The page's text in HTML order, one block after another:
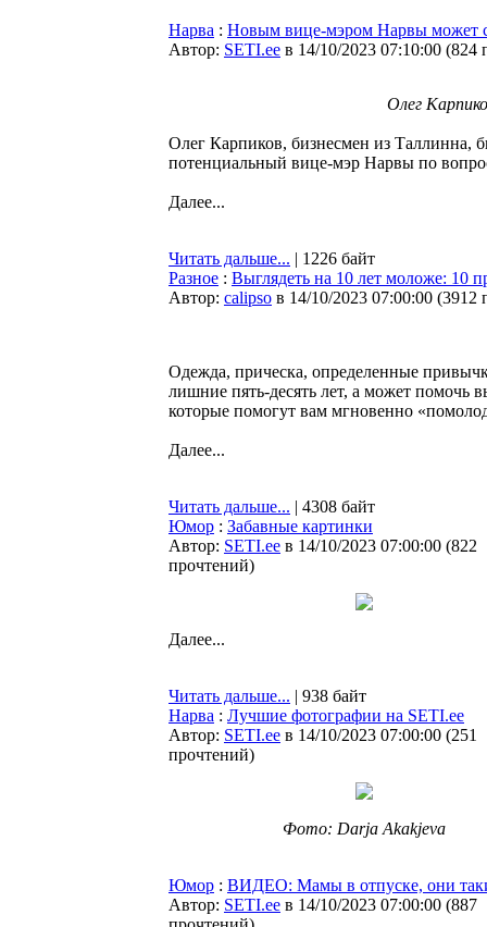
Нарва : Новым вице-мэром Нарвы может
Автор: SETI.ee в 14/10/2023 07:10:00 (824
Олег
Олег Карпиков, бизнесмен из Таллинна,
потенциальный вице-мэр Нарвы по
Далее...
Читать дальше... | 1226 байт
Разное : Выглядеть на 10 лет моложе: 10
Автор: calipso в 14/10/2023 07:00:00 (3912
Одежда, прическа, определенные
лишние пять-десять лет, а может помочь
которые помогут вам мгновенно
Далее...
Читать дальше... | 4308 байт
Юмор : Забавные картинки
Автор: SETI.ee в 14/10/2023 07:00:00 (822
прочтений)
Далее...
Читать дальше... | 938 байт
Нарва : Лучшие фотографии на SETI.ee
Автор: SETI.ee в 14/10/2023 07:00:00 (251
прочтений)
Фото: Darja Akakjeva
Юмор : ВИДЕО: Мамы в отпуске, они
Автор: SETI.ee в 14/10/2023 07:00:00 (887